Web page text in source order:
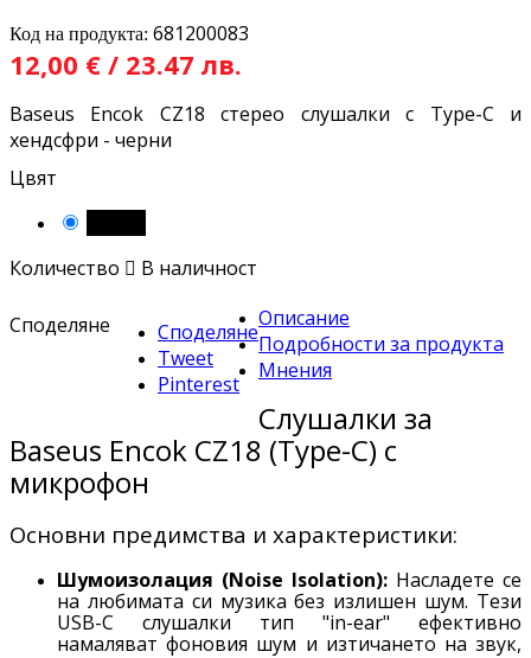
Код на продукта: 681200083
12,00 € / 23.47 лв.
Baseus Encok CZ18 стерео слушалки с Type-C и
хендсфри - черни
Цвят
Количество  В наличност
Споделяне
Споделяне
Tweet
Pinterest
Описание
Подробности за продукта
Мнения
Слушалки за
Baseus Encok CZ18 (Type-C) с
микрофон
Основни предимства и характеристики:
Шумоизолация (Noise Isolation): Насладете се
на любимата си музика без излишен шум. Тези
USB-C слушалки тип "in-ear" ефективно
намаляват фоновия шум и изтичането на звук,